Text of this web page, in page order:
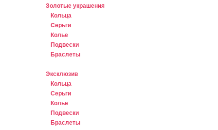
Золотые украшения
Кольца
Cерьги
Колье
Подвески
Браслеты
Эксклюзив
Кольца
Серьги
Колье
Подвески
Браслеты